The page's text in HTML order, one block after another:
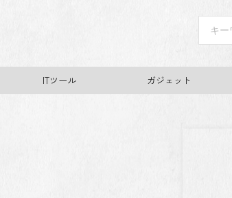
ITツール ガジェット